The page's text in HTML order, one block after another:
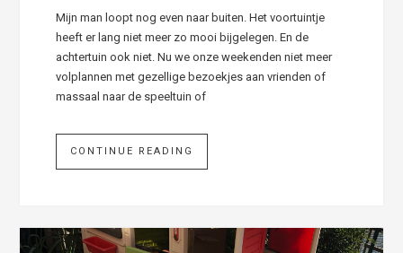
Mijn man loopt nog even naar buiten. Het voortuintje
heeft er lang niet meer zo mooi bijgelegen. En de
achtertuin ook niet. Nu we onze weekenden niet meer
volplannen met gezellige bezoekjes aan vrienden of
massaal naar de speeltuin of
CONTINUE READING